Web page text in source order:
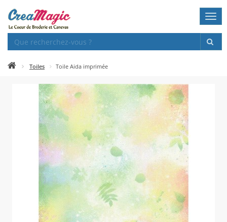
Toiles Toile Aida imprimée